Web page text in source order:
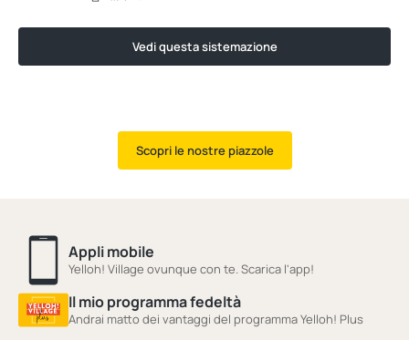
Vedi questa sistemazione
Scopri le nostre piazzole
Appli mobile
Yelloh! Village ovunque con te. Scarica l'app!
Il mio programma fedeltà
Andrai matto dei vantaggi del programma Yelloh! Plus